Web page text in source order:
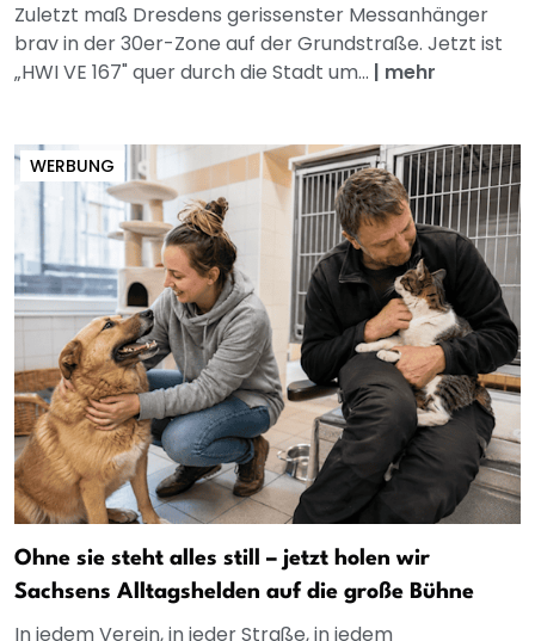
Zuletzt maß Dresdens gerissenster Messanhänger
brav in der 30er-Zone auf der Grundstraße. Jetzt ist
„HWI VE 167" quer durch die Stadt um... | mehr
WERBUNG
Ohne sie steht alles still – jetzt holen wir
Sachsens Alltagshelden auf die große Bühne
In jedem Verein, in jeder Straße, in jedem